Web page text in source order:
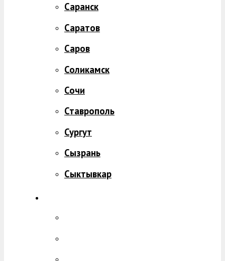
Саранск
Саратов
Саров
Соликамск
Сочи
Ставрополь
Сургут
Сызрань
Сыктывкар